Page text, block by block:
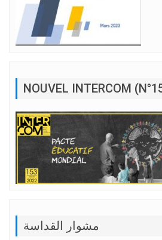
NOUVEL INTERCOM
مشوار القداسة